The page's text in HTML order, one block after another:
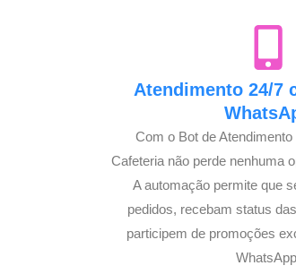
Atendimento 24/7
Com o Bot de
Cafeteria não perde nenhuma
A automação permite que
pedidos, recebam status
participem de promoções